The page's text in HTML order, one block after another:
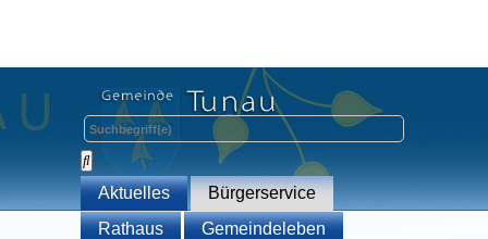
Aktuelles
Bürgerservice
Rathaus
Gemeindeleben